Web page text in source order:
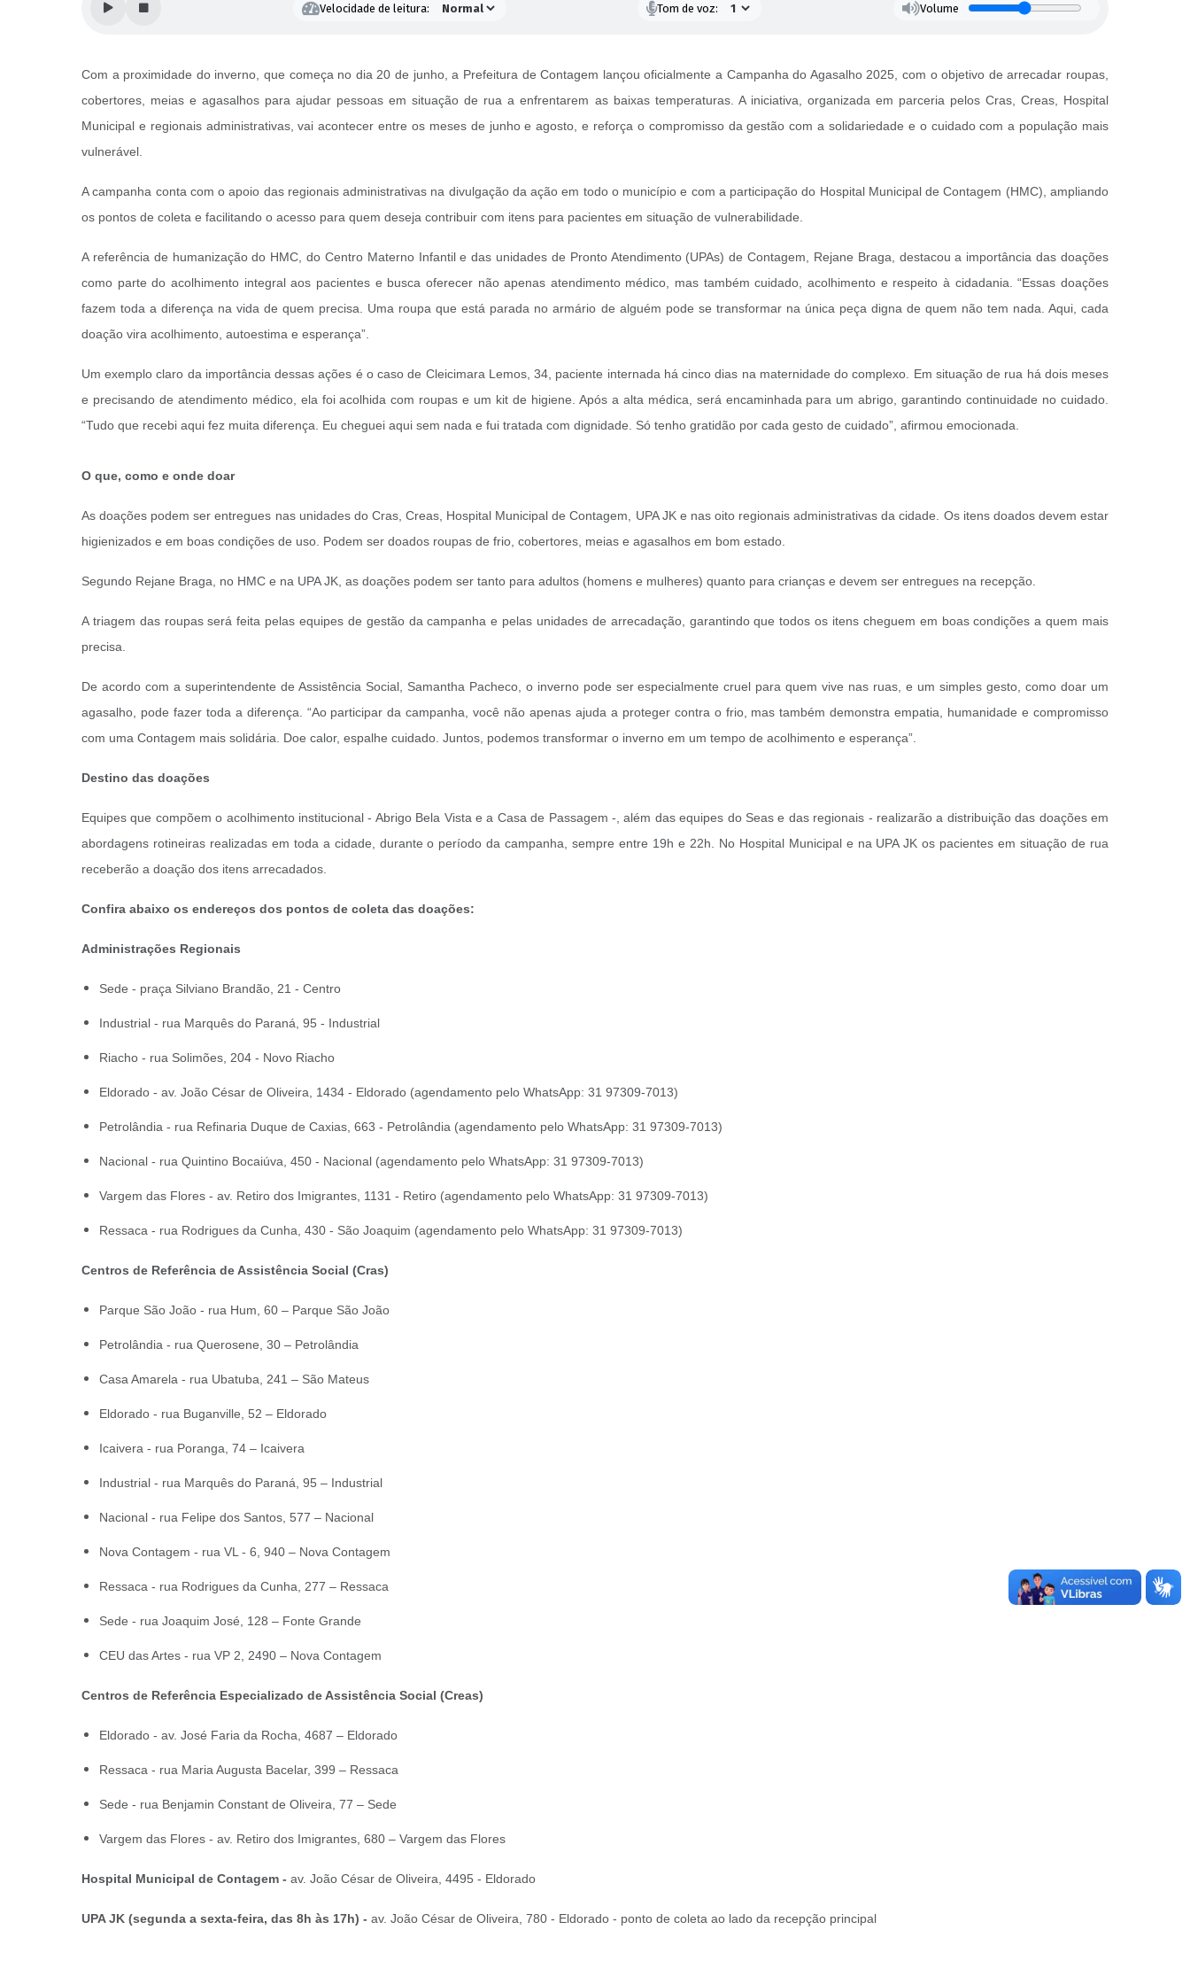
Velocidade de leitura: Tom de voz: Volume
Com a proximidade do inverno, que começa no dia 20 de junho, a Prefeitura de Contagem lançou oficialmente a Campanha do Agasalho 2025, com o objetivo de arrecadar roupas,
cobertores, meias e agasalhos para ajudar pessoas em situação de rua a enfrentarem as baixas temperaturas. A iniciativa, organizada em parceria pelos Cras, Creas, Hospital
Municipal e regionais administrativas, vai acontecer entre os meses de junho e agosto, e reforça o compromisso da gestão com a solidariedade e o cuidado com a população mais
vulnerável.
A campanha conta com o apoio das regionais administrativas na divulgação da ação em todo o município e com a participação do Hospital Municipal de Contagem (HMC), ampliando
os pontos de coleta e facilitando o acesso para quem deseja contribuir com itens para pacientes em situação de vulnerabilidade.
A referência de humanização do HMC, do Centro Materno Infantil e das unidades de Pronto Atendimento (UPAs) de Contagem, Rejane Braga, destacou a importância das doações
como parte do acolhimento integral aos pacientes e busca oferecer não apenas atendimento médico, mas também cuidado, acolhimento e respeito à cidadania. “Essas doações
fazem toda a diferença na vida de quem precisa. Uma roupa que está parada no armário de alguém pode se transformar na única peça digna de quem não tem nada. Aqui, cada
doação vira acolhimento, autoestima e esperança”.
Um exemplo claro da importância dessas ações é o caso de Cleicimara Lemos, 34, paciente internada há cinco dias na maternidade do complexo. Em situação de rua há dois meses
e precisando de atendimento médico, ela foi acolhida com roupas e um kit de higiene. Após a alta médica, será encaminhada para um abrigo, garantindo continuidade no cuidado.
“Tudo que recebi aqui fez muita diferença. Eu cheguei aqui sem nada e fui tratada com dignidade. Só tenho gratidão por cada gesto de cuidado”, afirmou emocionada.
O que, como e onde doar
As doações podem ser entregues nas unidades do Cras, Creas, Hospital Municipal de Contagem, UPA JK e nas oito regionais administrativas da cidade. Os itens doados devem estar
higienizados e em boas condições de uso. Podem ser doados roupas de frio, cobertores, meias e agasalhos em bom estado.
Segundo Rejane Braga, no HMC e na UPA JK, as doações podem ser tanto para adultos (homens e mulheres) quanto para crianças e devem ser entregues na recepção.
A triagem das roupas será feita pelas equipes de gestão da campanha e pelas unidades de arrecadação, garantindo que todos os itens cheguem em boas condições a quem mais
precisa.
De acordo com a superintendente de Assistência Social, Samantha Pacheco, o inverno pode ser especialmente cruel para quem vive nas ruas, e um simples gesto, como doar um
agasalho, pode fazer toda a diferença. “Ao participar da campanha, você não apenas ajuda a proteger contra o frio, mas também demonstra empatia, humanidade e compromisso
com uma Contagem mais solidária. Doe calor, espalhe cuidado. Juntos, podemos transformar o inverno em um tempo de acolhimento e esperança”.
Destino das doações
Equipes que compõem o acolhimento institucional - Abrigo Bela Vista e a Casa de Passagem -, além das equipes do Seas e das regionais - realizarão a distribuição das doações em
abordagens rotineiras realizadas em toda a cidade, durante o período da campanha, sempre entre 19h e 22h. No Hospital Municipal e na UPA JK os pacientes em situação de rua
receberão a doação dos itens arrecadados.
Confira abaixo os endereços dos pontos de coleta das doações:
Administrações Regionais
Sede - praça Silviano Brandão, 21 - Centro
Industrial - rua Marquês do Paraná, 95 - Industrial
Riacho - rua Solimões, 204 - Novo Riacho
Eldorado - av. João César de Oliveira, 1434 - Eldorado (agendamento pelo WhatsApp: 31 97309-7013)
Petrolândia - rua Refinaria Duque de Caxias, 663 - Petrolândia (agendamento pelo WhatsApp: 31 97309-7013)
Nacional - rua Quintino Bocaiúva, 450 - Nacional (agendamento pelo WhatsApp: 31 97309-7013)
Vargem das Flores - av. Retiro dos Imigrantes, 1131 - Retiro (agendamento pelo WhatsApp: 31 97309-7013)
Ressaca - rua Rodrigues da Cunha, 430 - São Joaquim (agendamento pelo WhatsApp: 31 97309-7013)
Centros de Referência de Assistência Social (Cras)
Parque São João - rua Hum, 60 – Parque São João
Petrolândia - rua Querosene, 30 – Petrolândia
Casa Amarela - rua Ubatuba, 241 – São Mateus
Eldorado - rua Buganville, 52 – Eldorado
Icaivera - rua Poranga, 74 – Icaivera
Industrial - rua Marquês do Paraná, 95 – Industrial
Nacional - rua Felipe dos Santos, 577 – Nacional
Nova Contagem - rua VL - 6, 940 – Nova Contagem
Ressaca - rua Rodrigues da Cunha, 277 – Ressaca
Sede - rua Joaquim José, 128 – Fonte Grande
CEU das Artes - rua VP 2, 2490 – Nova Contagem
Centros de Referência Especializado de Assistência Social (Creas)
Eldorado - av. José Faria da Rocha, 4687 – Eldorado
Ressaca - rua Maria Augusta Bacelar, 399 – Ressaca
Sede - rua Benjamin Constant de Oliveira, 77 – Sede
Vargem das Flores - av. Retiro dos Imigrantes, 680 – Vargem das Flores
Hospital Municipal de Contagem - av. João César de Oliveira, 4495 - Eldorado
UPA JK (segunda a sexta-feira, das 8h às 17h) - av. João César de Oliveira, 780 - Eldorado - ponto de coleta ao lado da recepção principal